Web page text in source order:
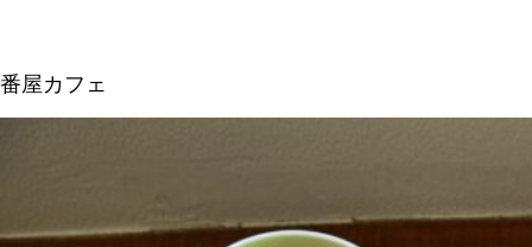
番屋カフェ